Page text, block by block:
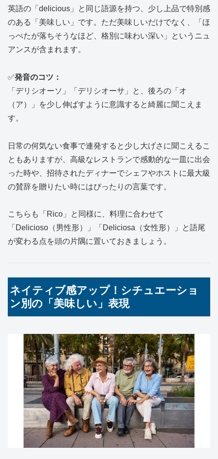
英語の「delicious」と同じ語源を持つ、少し上品で特別感
のある「美味しい」です。ただ美味しいだけでなく、「ほ
っぺたが落ちそうなほど、格別に味わい深い」というニュ
アンスが含まれます。
✅発音のコツ：
「デリシオーソ」「デリシオーサ」と、後ろの「オ
（ア）」を少し伸ばすように意識すると綺麗に聞こえま
す。
日常の何気ない食事で連発すると少し大げさに聞こえるこ
ともありますが、高級なレストランで感動的な一皿に出会
った時や、招待されたディナーでシェフやホストに最大級
の賛辞を贈りたい時にはぴったりの言葉です。
こちらも「Rico」と同様に、料理に合わせて
「Delicioso（男性形）」「Deliciosa（女性形）」と語尾
が変わる点を頭の片隅に置いておきましょう。
ネイティブ感アップ！シチュエーショ
ン別の「美味しい」表現